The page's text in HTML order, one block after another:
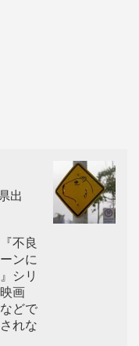
出
不良
ンに
シリ
画
どで
れな